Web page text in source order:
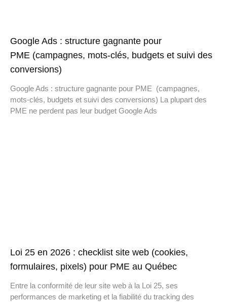
Google Ads : structure gagnante pour
PME (campagnes, mots-clés, budgets et suivi des
conversions)
Google Ads : structure gagnante pour PME (campagnes,
mots-clés, budgets et suivi des conversions) La plupart des
PME ne perdent pas leur budget Google Ads
Loi 25 en 2026 : checklist site web (cookies,
formulaires, pixels) pour PME au Québec
Entre la conformité de leur site web à la Loi 25, ses
performances de marketing et la fiabilité du tracking des